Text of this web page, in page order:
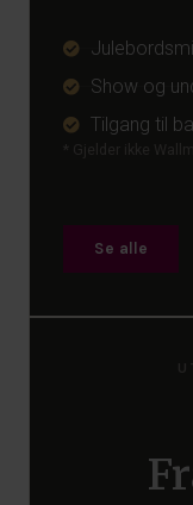
Show og
Tilgang til
Se alle